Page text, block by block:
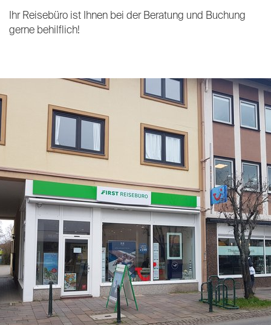
Ihr Reisebüro ist Ihnen bei der Beratung und Buchung
gerne behilflich!